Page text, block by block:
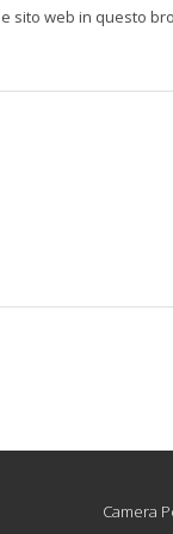
sito web in questo
Camera